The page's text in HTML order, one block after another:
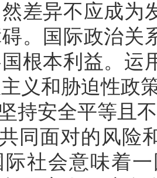
差异不应成为
。国际政治关
根本利益。运
义和胁迫性政
坚持安全平等且
同面对的风险
际社会意味着